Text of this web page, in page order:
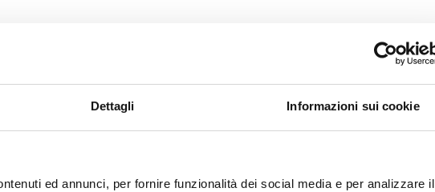
Dettagli Informazioni sui cookie
ed annunci, per fornire funzionalità dei social media e per analizzare il